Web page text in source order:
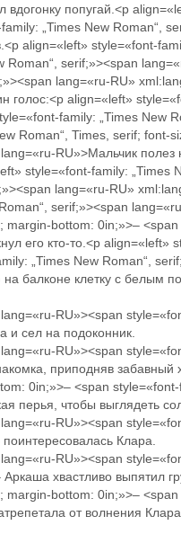
попугай.<p
„Times New Roman“,
align=«left» style=«font-
serif;»><span
lang=«ru-RU»
align=«left»
family: „Times New
Roman“, Times, serif; font-
RU»>Мальчик полез
style=«font-family: „Times
lang=«ru-RU»
serif;»><span
bottom: 0in;»>–
его кто-то.<p align=«left»
„Times New Roman“,
балконе клетку с белым
RU»><span
и сел на подоконник.
RU»><span
приподняв забавный
0in;»>– <span
перья, чтобы выглядеть
RU»><span
Клара.
RU»><span
хвастливо выпятил
bottom: 0in;»>–
от волнения